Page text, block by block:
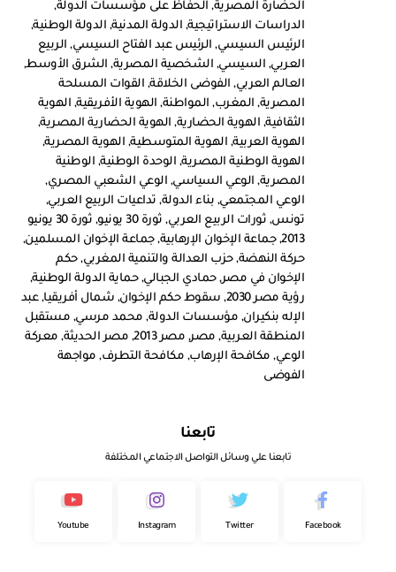
الحضارة المصرية,الحفاظ على مؤسسات الدولة,
الدراسات الاستراتيجية,الدولة المدنية,الدولة الوطنية,
الرئيس السيسي,الرئيس عبد الفتاح السيسي,الربيع
العربي,السيسي,الشخصية المصرية,الشرق الأوسط,
العالم العربي,الفوضى الخلاقة,القوات المسلحة
المصرية,المغرب,المواطنة,الهوية الأفريقية,الهوية
الثقافية,الهوية الحضارية,الهوية الحضارية المصرية,
الهوية العربية,الهوية المتوسطية,الهوية المصرية,
الهوية الوطنية المصرية,الوحدة الوطنية,الوطنية
المصرية,الوعي السياسي,الوعي الشعبي المصري,
الوعي المجتمعي,بناء الدولة,تداعيات الربيع العربي,
تونس,ثورات الربيع العربي,ثورة 30 يونيو ,
ثورة 30 يونيو
2013
,جماعة الإخوان الإرهابية,جماعة الإخوان المسلمين,
حركة النهضة,حزب العدالة والتنمية المغربي,حكم
الإخوان في مصر,حمادي الجبالي,حماية الدولة الوطنية,
رؤية مصر 2030
,سقوط حكم الإخوان,شمال أفريقيا,عبد
الإله بنكيران,مؤسسات الدولة,محمد مرسي,مستقبل
المنطقة العربية,مصر,مصر 2013 ,مصر الحديثة,معركة
الوعي,مكافحة الإرهاب,مكافحة التطرف,مواجهة
الفوضى
تابعنا
تابعنا علي وسائل التواصل الاجتماعي المختلفة
Facebook
Twitter
Instagram
Youtube